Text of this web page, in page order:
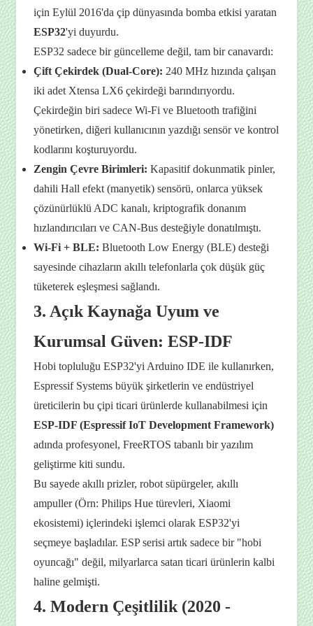
için Eylül 2016'da çip dünyasında bomba etkisi yaratan
ESP32'yi duyurdu.
ESP32 sadece bir güncelleme değil, tam bir canavardı:
Çift Çekirdek (Dual-Core): 240 MHz hızında çalışan
iki adet Xtensa LX6 çekirdeği barındırıyordu.
Çekirdeğin biri sadece Wi-Fi ve Bluetooth trafiğini
yönetirken, diğeri kullanıcının yazdığı sensör ve kontrol
kodlarını koşturuyordu.
Zengin Çevre Birimleri: Kapasitif dokunmatik pinler,
dahili Hall efekt (manyetik) sensörü, onlarca yüksek
çözünürlüklü ADC kanalı, kriptografik donanım
hızlandırıcıları ve CAN-Bus desteğiyle donatılmıştı.
Wi-Fi + BLE: Bluetooth Low Energy (BLE) desteği
sayesinde cihazların akıllı telefonlarla çok düşük güç
tüketerek eşleşmesi sağlandı.
3. Açık Kaynağa Uyum ve
Kurumsal Güven: ESP-IDF
Hobi topluluğu ESP32'yi Arduino IDE ile kullanırken,
Espressif Systems büyük şirketlerin ve endüstriyel
üreticilerin bu çipi ticari ürünlerde kullanabilmesi için
ESP-IDF (Espressif IoT Development Framework)
adında profesyonel, FreeRTOS tabanlı bir yazılım
geliştirme kiti sundu.
Bu sayede akıllı prizler, robot süpürgeler, akıllı
ampuller (Örn: Philips Hue türevleri, Xiaomi
ekosistemi) içlerindeki işlemci olarak ESP32'yi
seçmeye başladılar. ESP serisi artık sadece bir "hobi
oyuncağı" değil, milyarlarca satan ticari ürünlerin kalbi
haline gelmişti.
4. Modern Çeşitlilik (2020 -